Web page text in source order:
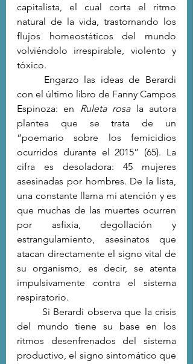
capitalista, el cual corta el ritmo
natural de la vida, trastornando los
flujos homeostáticos del mundo
volviéndolo irrespirable, violento y
tóxico.
con el último libro de Fanny Campos
Espinoza: en
Ruleta rosa la autora
plantea que se trata de un
“poemario sobre los femicidios
ocurridos durante el 2015” (65). La
cifra es desoladora: 45 mujeres
asesinadas por hombres. De la lista,
una constante llama mi atención y es
que muchas de las muertes ocurren
por asfixia, degollación y
estrangulamiento, asesinatos que
atacan directamente el signo vital de
su organismo, es decir, se atenta
impulsivamente contra el sistema
respiratorio.
del mundo tiene su base en los
ritmos desenfrenados del sistema
productivo, el signo sintomático que